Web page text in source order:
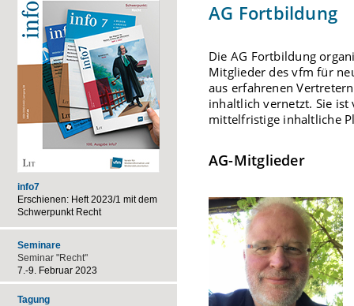
info7
Erschienen: Heft 2023/1 mit dem
Schwerpunkt Recht
Seminare
Seminar "Recht"
7.-9. Februar 2023
Tagung
AG Fortbildung
Die AG Fortbildung
Mitglieder des vfm für
aus erfahrenen
inhaltlich vernetzt. Sie
mittelfristige inhaltliche
AG-Mitglieder